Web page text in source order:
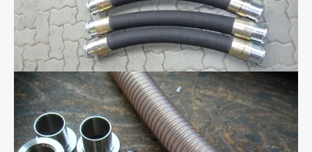
Polyurethan-Spiralschlauch